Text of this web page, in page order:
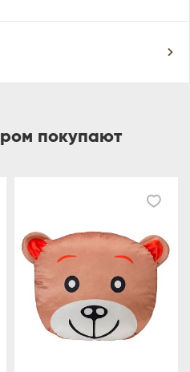
покупают